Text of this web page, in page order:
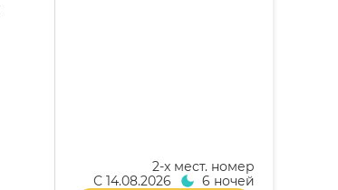
2-x мест. номер
С 14.08.2026 6 ночей